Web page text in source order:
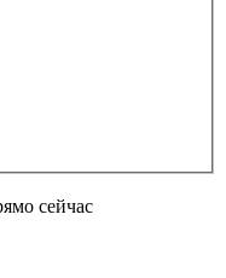
сейчас